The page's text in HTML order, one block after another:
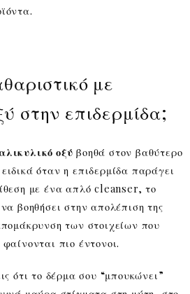
με
στην επιδερμίδα;
οξύ βοηθά στον βαθύτερο
όταν η επιδερμίδα παράγει
με ένα απλό cleanser, το
βοηθήσει στην απολέπιση της
των στοιχείων που
πιο έντονοι.
ότι το δέρμα σου “μπουκώνει”